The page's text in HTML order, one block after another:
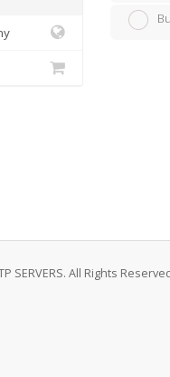
SERVERS. All Rights